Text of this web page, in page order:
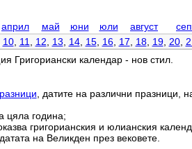
април май юни юли август
10, 11 12 13 14, 15, 16, 17 18, 19, 20,
Григориански календар - нов стил.
, датите на различни
цяла година;
григорианския и юлианския
на Великден през вековете.